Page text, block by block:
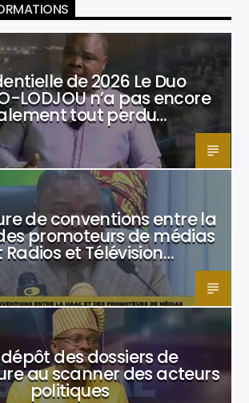
de 2026 Le Duo
LODJOU n’a pas encore
tout perdu…
de conventions entre la
promoteurs de médias
Radios et Télévision…
dépôt des dossiers de
au scanner des acteurs
politiques